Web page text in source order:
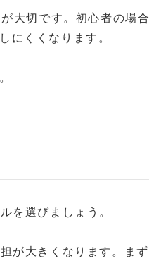
大切です。初心者の場合
にくくなります。
を選びましょう。
が大きくなります。まず